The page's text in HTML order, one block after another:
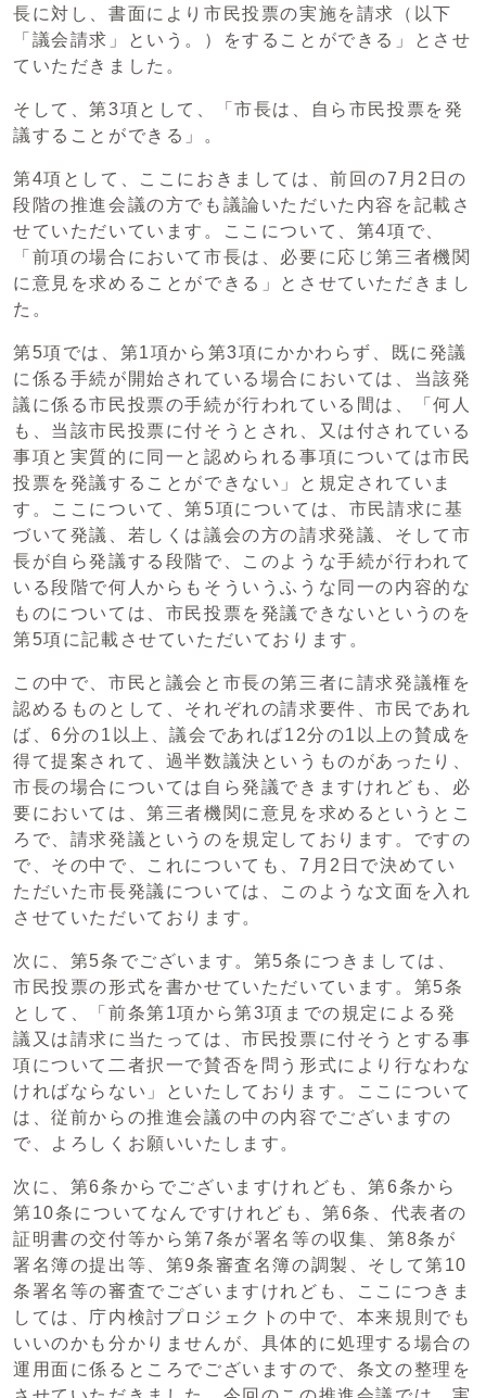
長に対し、書面により市民投票の実施を請求（以下
「議会請求」という。）をすることができる」とさせ
ていただきました。
そして、第3項として、「市長は、自ら市民投票を発
議することができる」。
第4項として、ここにおきましては、前回の7月2日の
段階の推進会議の方でも議論いただいた内容を記載さ
せていただいています。ここについて、第4項で、
「前項の場合において市長は、必要に応じ第三者機関
に意見を求めることができる」とさせていただきまし
た。
第5項では、第1項から第3項にかかわらず、既に発議
に係る手続が開始されている場合においては、当該発
議に係る市民投票の手続が行われている間は、「何人
も、当該市民投票に付そうとされ、又は付されている
事項と実質的に同一と認められる事項については市民
投票を発議することができない」と規定されていま
す。ここについて、第5項については、市民請求に基
づいて発議、若しくは議会の方の請求発議、そして市
長が自ら発議する段階で、このような手続が行われて
いる段階で何人からもそういうふうな同一の内容的な
ものについては、市民投票を発議できないというのを
第5項に記載させていただいております。
この中で、市民と議会と市長の第三者に請求発議権を
認めるものとして、それぞれの請求要件、市民であれ
ば、6分の1以上、議会であれば12分の1以上の賛成を
得て提案されて、過半数議決というものがあったり、
市長の場合については自ら発議できますけれども、必
要においては、第三者機関に意見を求めるというとこ
ろで、請求発議というのを規定しております。ですの
で、その中で、これについても、7月2日で決めてい
ただいた市長発議については、このような文面を入れ
させていただいております。
次に、第5条でございます。第5条につきましては、
市民投票の形式を書かせていただいています。第5条
として、「前条第1項から第3項までの規定による発
議又は請求に当たっては、市民投票に付そうとする事
項について二者択一で賛否を問う形式により行なわな
ければならない」といたしております。ここについて
は、従前からの推進会議の中の内容でございますの
で、よろしくお願いいたします。
次に、第6条からでございますけれども、第6条から
第10条についてなんですけれども、第6条、代表者の
証明書の交付等から第7条が署名等の収集、第8条が
署名簿の提出等、第9条審査名簿の調製、そして第10
条署名等の審査でございますけれども、ここにつきま
しては、庁内検討プロジェクトの中で、本来規則でも
いいのかも分かりませんが、具体的に処理する場合の
運用面に係るところでございますので、条文の整理を